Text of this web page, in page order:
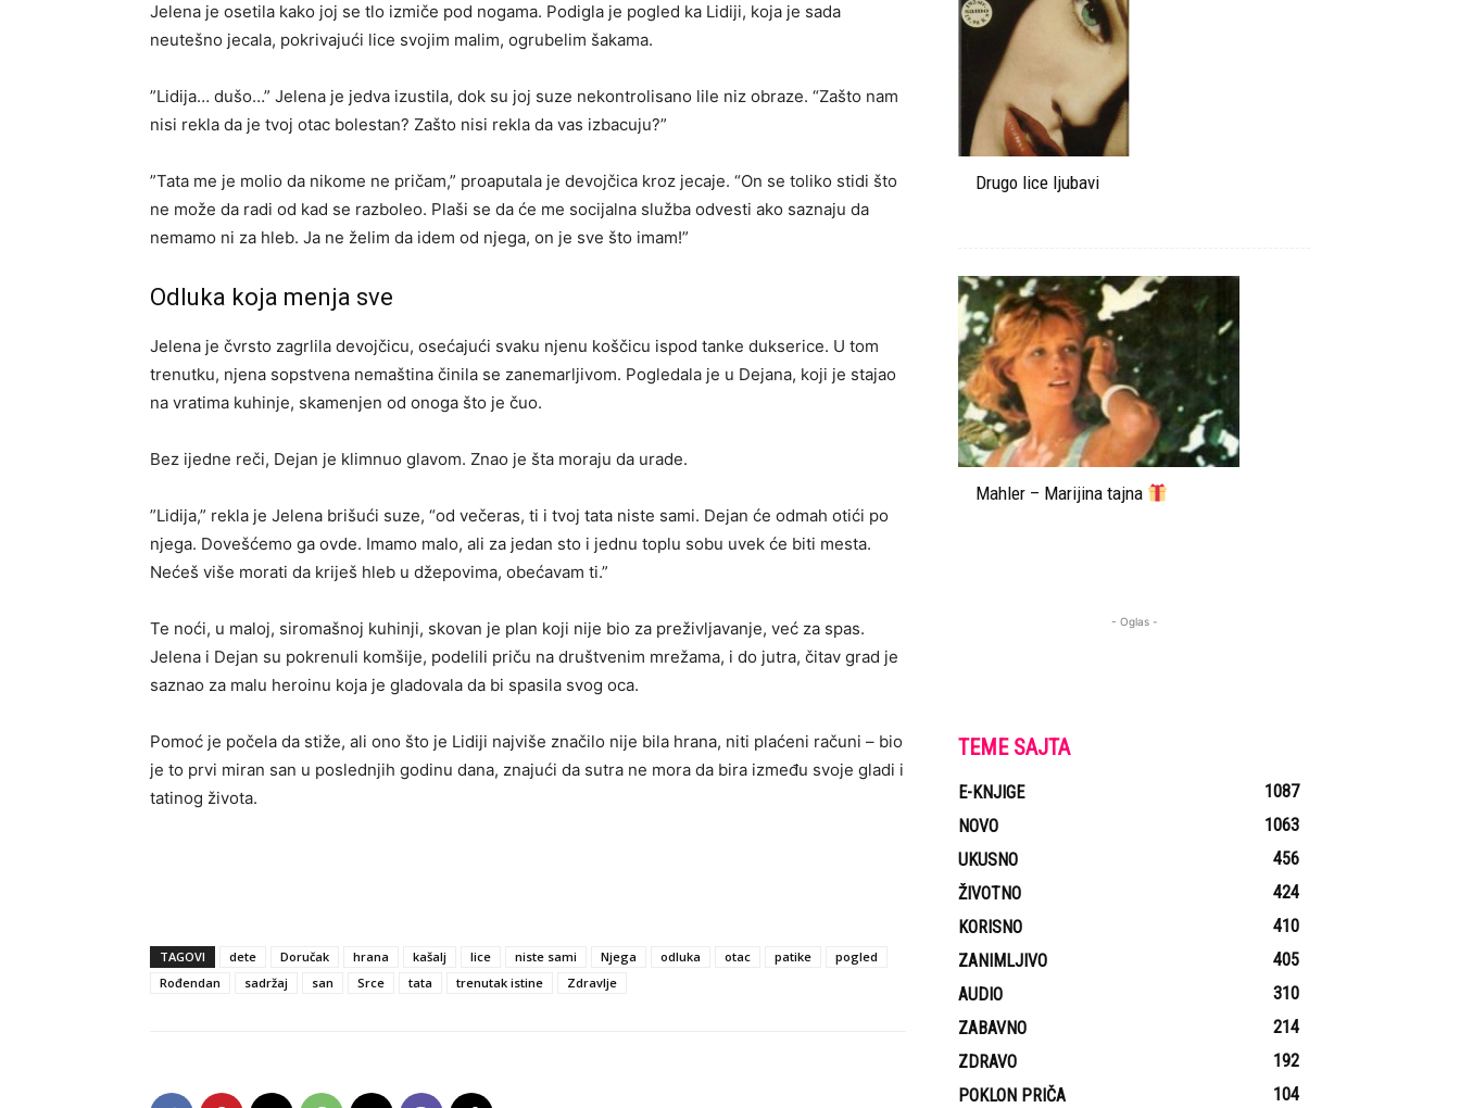
​Jelena je osetila kako joj se tlo izmiče pod nogama. Podigla je pogled ka Lidiji, koja je sada
neutešno jecala, pokrivajući lice svojim malim, ogrubelim šakama.
​”Lidija… dušo…” Jelena je jedva izustila, dok su joj suze nekontrolisano lile niz obraze. “Zašto nam
nisi rekla da je tvoj otac bolestan? Zašto nisi rekla da vas izbacuju?”
​”Tata me je molio da nikome ne pričam,” proaputala je devojčica kroz jecaje. “On se toliko stidi što
ne može da radi od kad se razboleo. Plaši se da će me socijalna služba odvesti ako saznaju da
nemamo ni za hleb. Ja ne želim da idem od njega, on je sve što imam!”
​Odluka koja menja sve
​Jelena je čvrsto zagrlila devojčicu, osećajući svaku njenu koščicu ispod tanke dukserice. U tom
trenutku, njena sopstvena nemaština činila se zanemarljivom. Pogledala je u Dejana, koji je stajao
na vratima kuhinje, skamenjen od onoga što je čuo.
​Bez ijedne reči, Dejan je klimnuo glavom. Znao je šta moraju da urade.
​”Lidija,” rekla je Jelena brišući suze, “od večeras, ti i tvoj tata niste sami. Dejan će odmah otići po
njega. Dovešćemo ga ovde. Imamo malo, ali za jedan sto i jednu toplu sobu uvek će biti mesta.
Nećeš više morati da kriješ hleb u džepovima, obećavam ti.”
​Te noći, u maloj, siromašnoj kuhinji, skovan je plan koji nije bio za preživljavanje, već za spas.
Jelena i Dejan su pokrenuli komšije, podelili priču na društvenim mrežama, i do jutra, čitav grad je
saznao za malu heroinu koja je gladovala da bi spasila svog oca.
​Pomoć je počela da stiže, ali ono što je Lidiji najviše značilo nije bila hrana, niti plaćeni računi – bio
je to prvi miran san u poslednjih godinu dana, znajući da sutra ne mora da bira između svoje gladi i
tatinog života.
TAGOVI dete Doručak hrana kašalj lice niste sami Njega odluka otac patike
pogled
Rođendan
sadržaj san Srce tata trenutak istine Zdravlje
Drugo lice ljubavi
Mahler – Marijina tajna
- Oglas -
TEME SAJTA
E-KNJIGE
1087
NOVO
1063
UKUSNO
456
ŽIVOTNO
424
KORISNO
410
ZANIMLJIVO
405
AUDIO
310
ZABAVNO
214
ZDRAVO
192
POKLON PRIČA
104